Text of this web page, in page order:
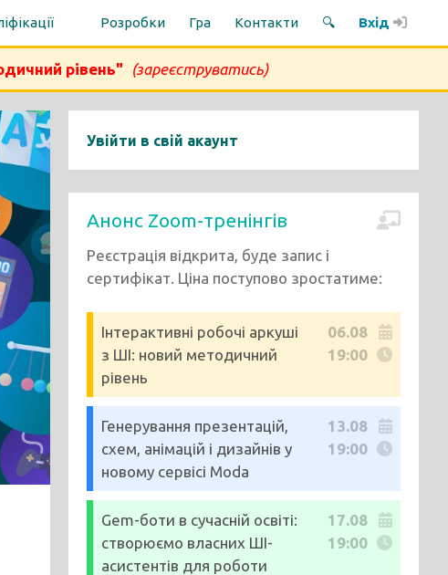
Розробки Гра Контакти 🔍 Вхід
рівень" (зареєструватись)
Увійти в свій акаунт
Анонс Zoom-тренінгів
Реєстрація відкрита, буде запис і
сертифікат. Ціна поступово зростатиме:
Інтерактивні робочі аркуші
з ШІ: новий методичний
рівень
06.08
19:00
Генерування презентацій,
схем, анімацій і дизайнів у
новому сервісі Moda
13.08
19:00
Gem-боти в сучасній освіті:
створюємо власних ШІ-
асистентів для роботи
17.08
19:00